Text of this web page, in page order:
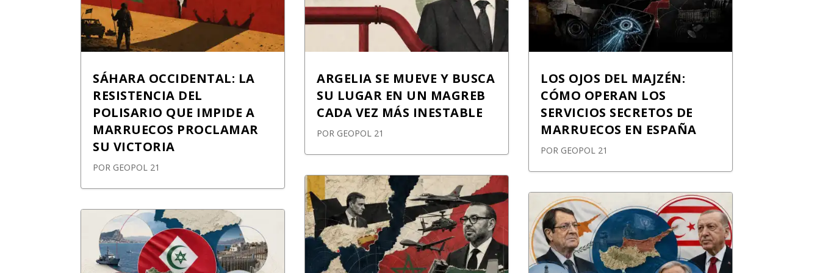
SÁHARA OCCIDENTAL: LA
RESISTENCIA DEL
POLISARIO QUE IMPIDE A
MARRUECOS PROCLAMAR
SU VICTORIA
POR GEOPOL 21
ARGELIA SE MUEVE Y BUSCA
SU LUGAR EN UN MAGREB
CADA VEZ MÁS INESTABLE
POR GEOPOL 21
LOS OJOS DEL MAJZÉN:
CÓMO OPERAN LOS
SERVICIOS SECRETOS DE
MARRUECOS EN ESPAÑA
POR GEOPOL 21